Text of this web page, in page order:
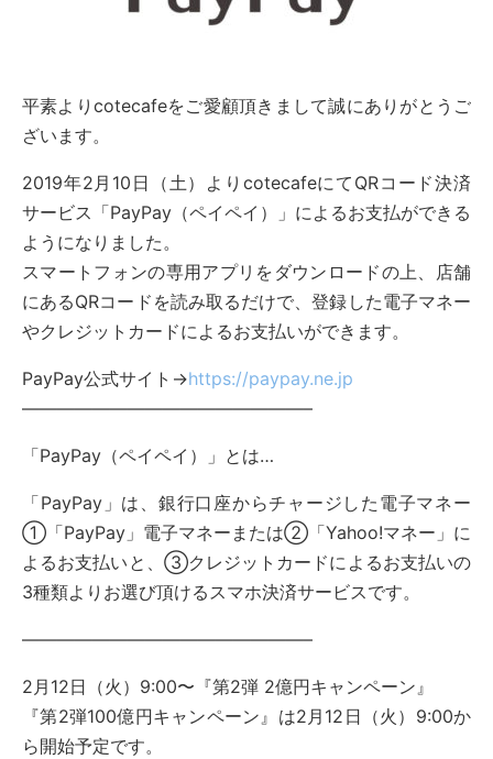
平素よりcotecafeをご愛顧頂きまして誠にありがとうご
ざいます。
2019年2月10日（土）よりcotecafeにてQRコード決済
サービス「PayPay（ペイペイ）」によるお支払ができる
ようになりました。
スマートフォンの専用アプリをダウンロードの上、店舗
にあるQRコードを読み取るだけで、登録した電子マネー
やクレジットカードによるお支払いができます。
PayPay公式サイト→https://paypay.ne.jp
————————————————–
「PayPay（ペイペイ）」とは…
「PayPay」は、銀行口座からチャージした電子マネー
①「PayPay」電子マネーまたは②「Yahoo!マネー」に
よるお支払いと、③クレジットカードによるお支払いの
3種類よりお選び頂けるスマホ決済サービスです。
————————————————–
2月12日（火）9:00〜『第2弾 2億円キャンペーン』
『第2弾100億円キャンペーン』は2月12日（火）9:00か
ら開始予定です。